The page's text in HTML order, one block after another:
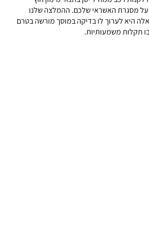
על מסגרת האשראי שלכם. ההמלצה שלנו
היא לערוך לו בדיקה במוסך מורשה בטרם
תקלות משמעותיות.